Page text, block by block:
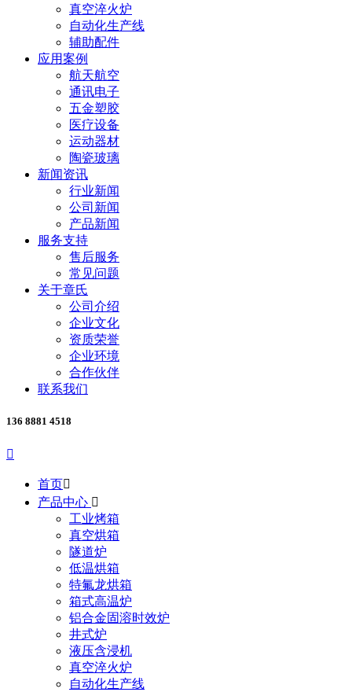
真空淬火炉
自动化生产线
辅助配件
应用案例
航天航空
通讯电子
五金塑胶
医疗设备
运动器材
陶瓷玻璃
新闻资讯
行业新闻
公司新闻
产品新闻
服务支持
售后服务
常见问题
关于章氏
公司介绍
企业文化
资质荣誉
企业环境
合作伙伴
联系我们
136 8881 4518

首页
产品中心 
工业烤箱
真空烘箱
隧道炉
低温烘箱
特氟龙烘箱
箱式高温炉
铝合金固溶时效炉
井式炉
液压含浸机
真空淬火炉
自动化生产线